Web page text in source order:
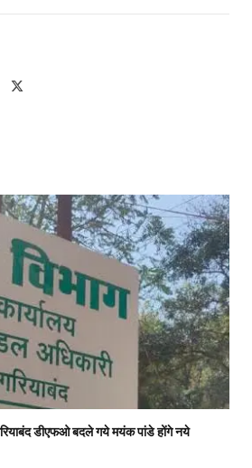
डीएफओ बदले गये मयंक पांडे होंगे नये